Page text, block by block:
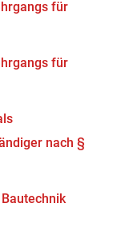
für
für
nach §